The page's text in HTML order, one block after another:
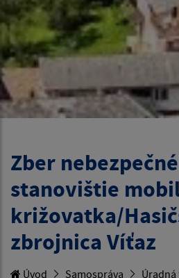
Zber
stanovištie
križovatka/
zbrojnica Víťaz
Úvod Samospráva